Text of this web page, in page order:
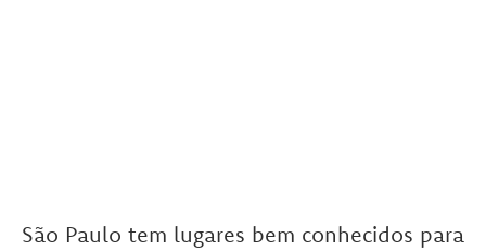
São Paulo tem lugares bem conhecidos para